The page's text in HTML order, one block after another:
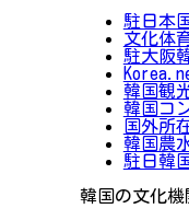
駐日本
文化体
駐大阪
韓国観
韓国コ
国外所
韓国農
駐日韓
韓国の文化機